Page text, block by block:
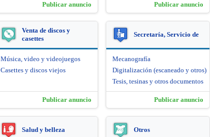
Publicar anuncio Publicar anuncio
Venta de discos y
casettes
Música, video y videojuegos
Casettes y discos viejos
Publicar anuncio
Secretaría, Servicio de
Mecanografía
Digitalización (escaneado y otros)
Tesis, tesinas y otros documentos
Publicar anuncio
Salud y belleza Otros